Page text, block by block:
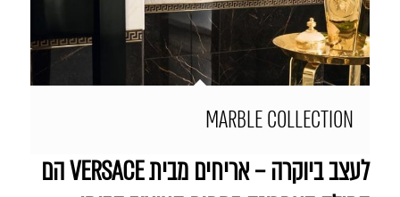
MARBLE COLLECTION
לעצב ביוקרה – אריחים מבית VERSACE הם